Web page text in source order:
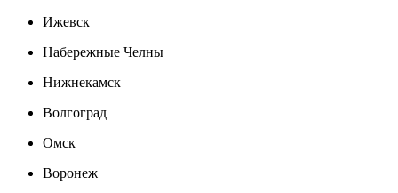
Ижевск
Набережные Челны
Нижнекамск
Волгоград
Омск
Воронеж